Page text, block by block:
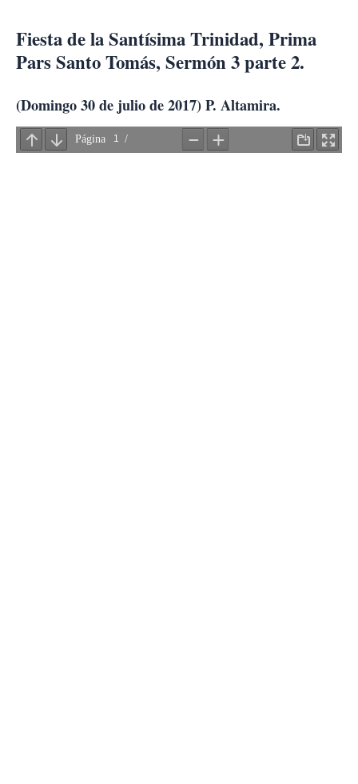
contenido
Fiesta de la Santísima Trinidad, Prima
Pars Santo Tomás, Sermón 3 parte 2.
(Domingo 30 de julio de 2017) P. Altamira.